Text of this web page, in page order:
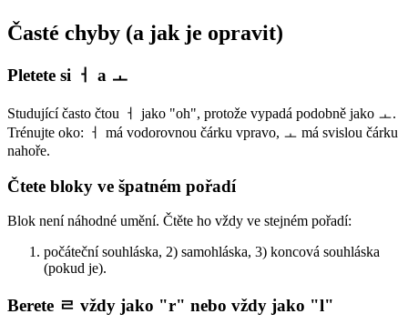
Časté chyby (a jak je opravit)
Pletete si ㅓ a ㅗ
Studující často čtou ㅓ jako "oh", protože vypadá podobně jako ㅗ.
Trénujte oko: ㅓ má vodorovnou čárku vpravo, ㅗ má svislou čárku
nahoře.
Čtete bloky ve špatném pořadí
Blok není náhodné umění. Čtěte ho vždy ve stejném pořadí:
počáteční souhláska, 2) samohláska, 3) koncová souhláska
(pokud je).
Berete ㄹ vždy jako "r" nebo vždy jako "l"